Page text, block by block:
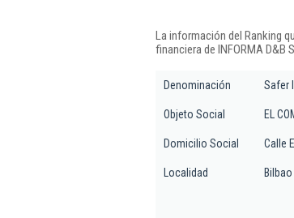
La información del Ranking
financiera de INFORMA D&B
Denominación Safer
Objeto Social EL
Domicilio Social Calle
Localidad Bilbao